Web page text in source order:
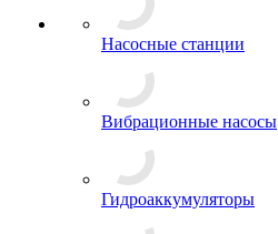
Насосные станции
Вибрационные насосы
Гидроаккумуляторы